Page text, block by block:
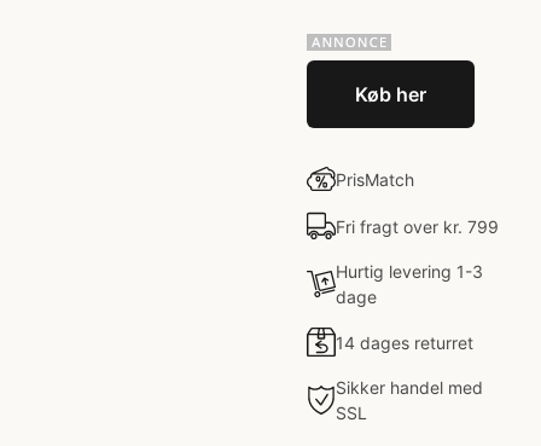
Køb her
PrisMatch
Fri fragt over kr. 799
Hurtig levering 1-3
dage
14 dages returret
Sikker handel med
SSL